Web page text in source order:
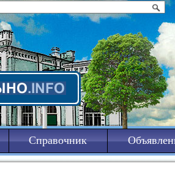
Справочник